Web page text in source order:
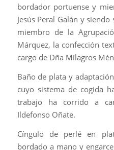
bordador portuense y
Jesús Peral Galán y
miembro de la
Márquez, la confección
cargo de Dña Milagros
Baño de plata y
cuyo sistema de cogida
trabajo ha corrido a
Ildefonso Oñate.
Cíngulo de perlé en
bordado a mano y